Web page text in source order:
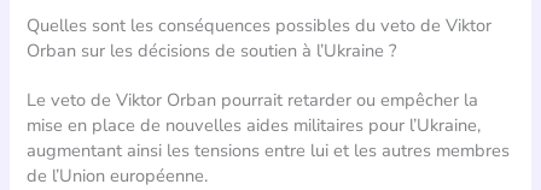
Quelles sont les conséquences possibles du veto de Viktor
Orban sur les décisions de soutien à l’Ukraine ?
Le veto de Viktor Orban pourrait retarder ou empêcher la
mise en place de nouvelles aides militaires pour l’Ukraine,
augmentant ainsi les tensions entre lui et les autres membres
de l’Union européenne.